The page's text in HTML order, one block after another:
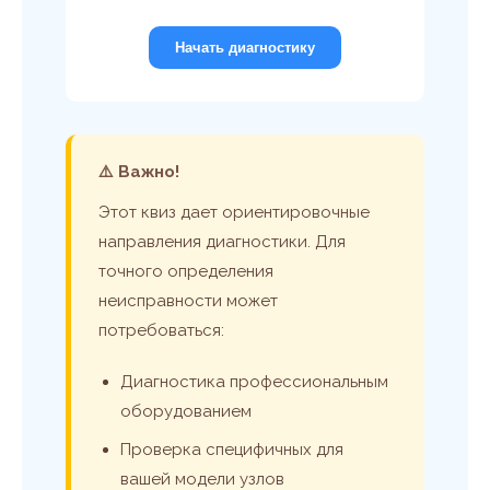
Начать диагностику
⚠️ Важно!
Этот квиз дает ориентировочные
направления диагностики. Для
точного определения
неисправности может
потребоваться:
Диагностика профессиональным
оборудованием
Проверка специфичных для
вашей модели узлов